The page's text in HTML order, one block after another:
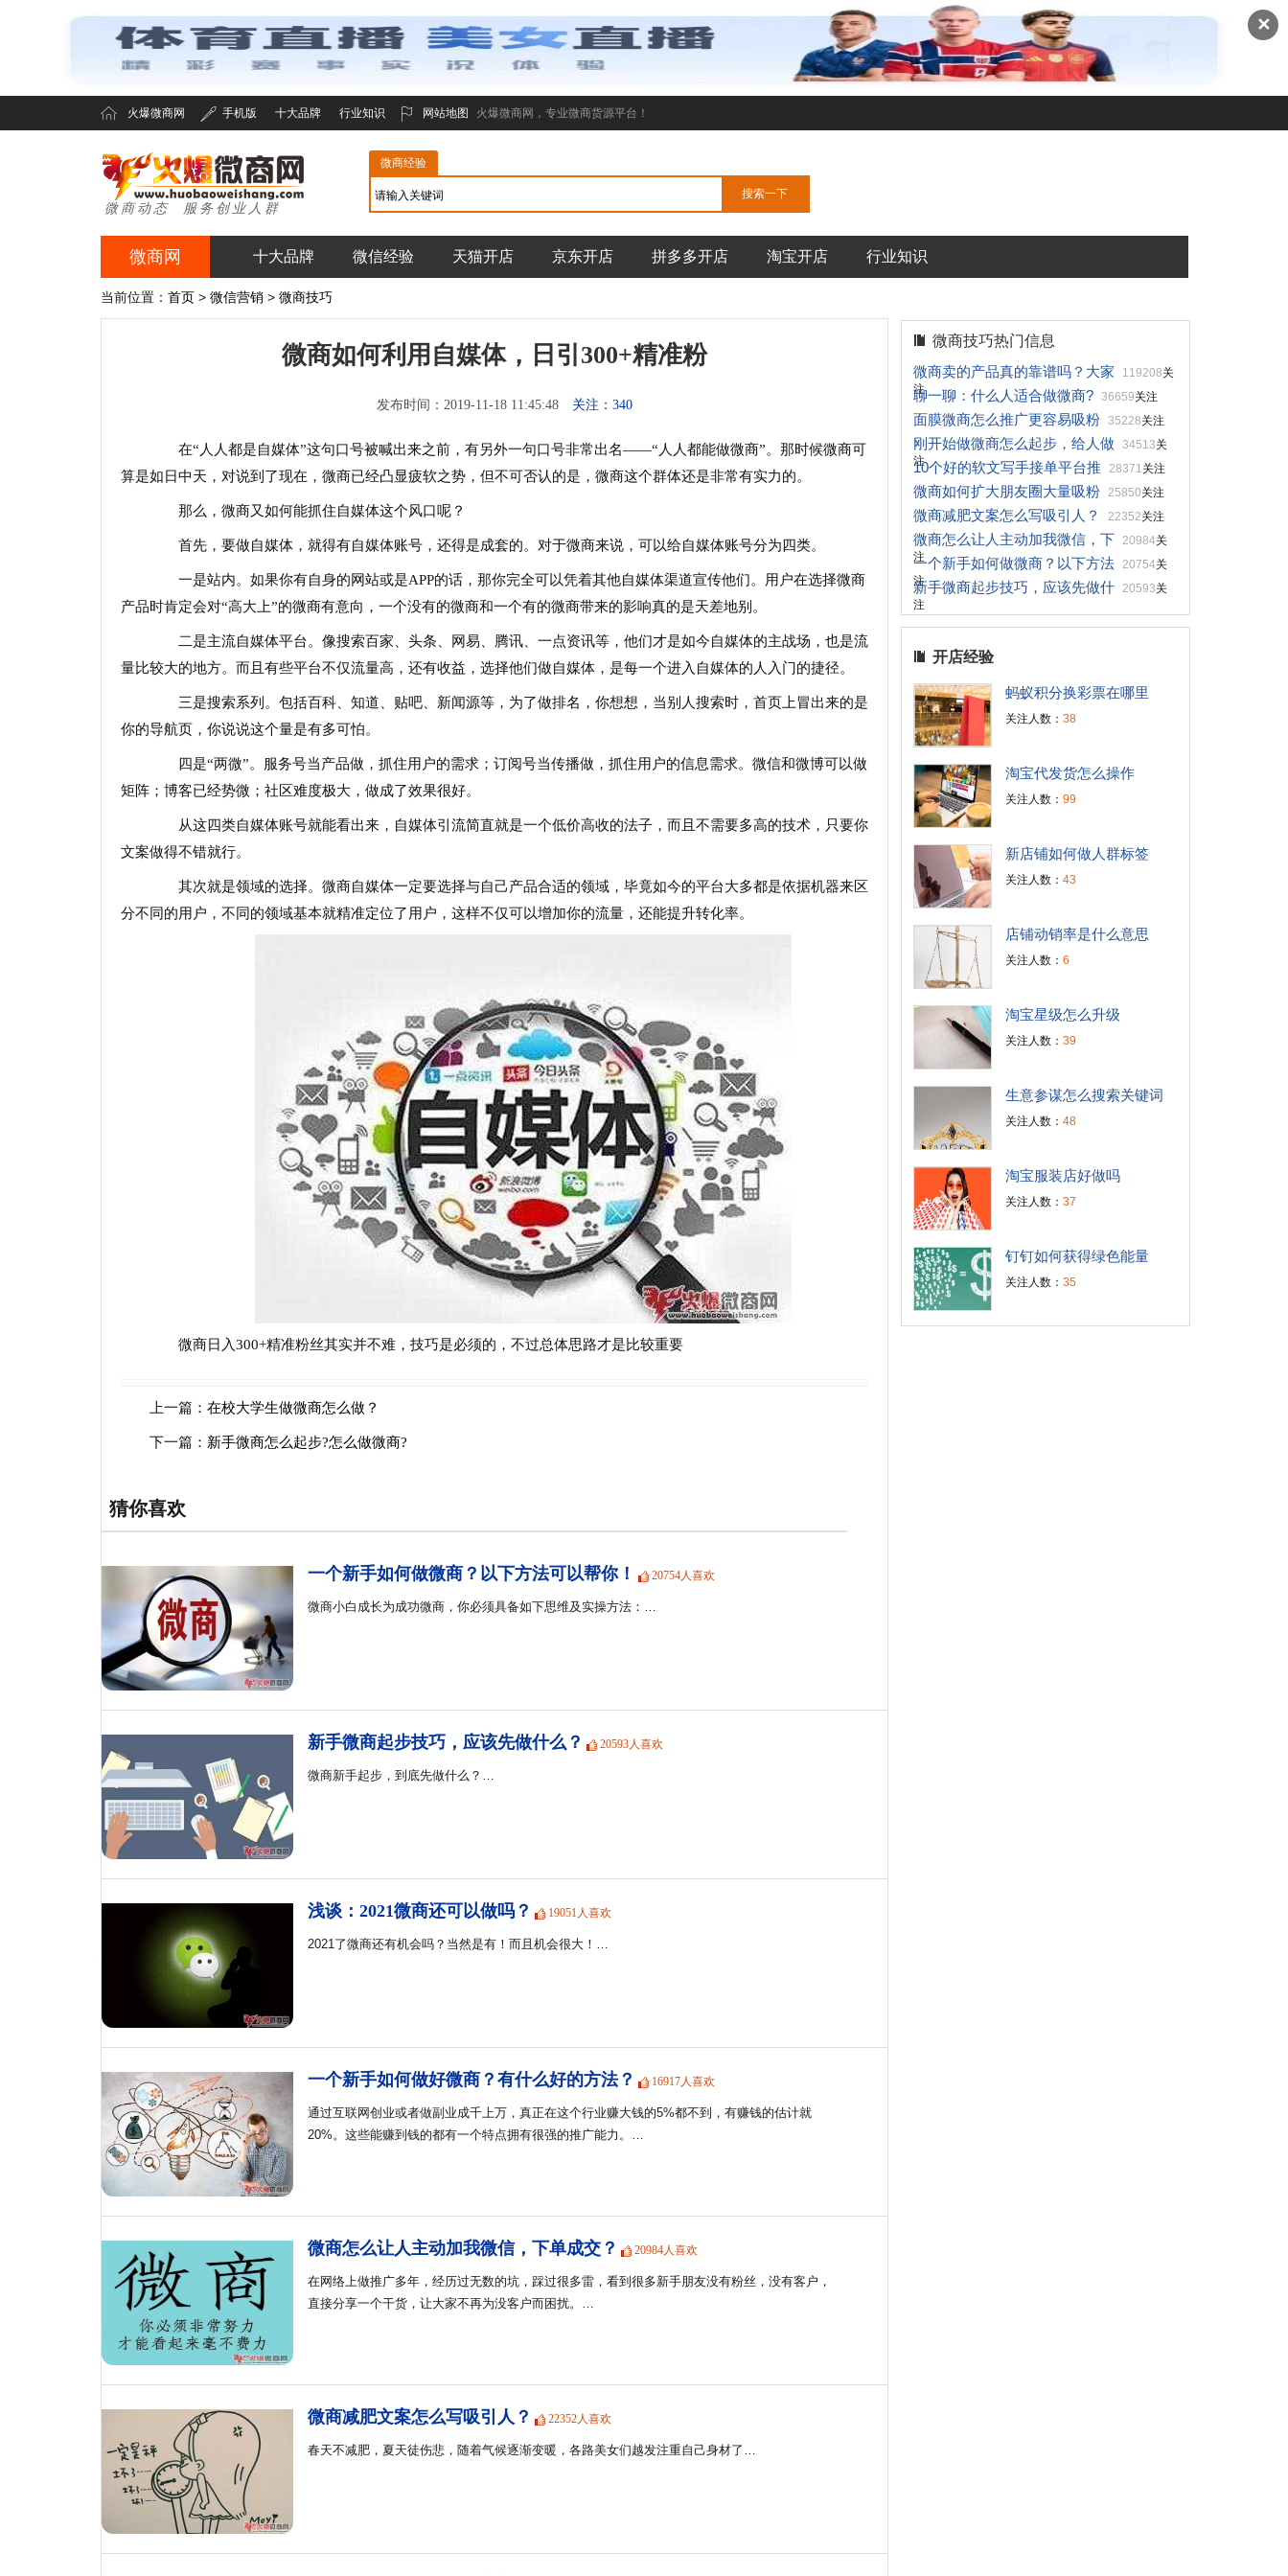
✕
火爆微商网 手机版 十大品牌 行业知识 网站地图 火爆微商网，专业微商货源平台！
火爆微商网
微商动态 服务创业人群
微商经验
微商网 十大品牌 微信经验 天猫开店 京东开店 拼多多开店 淘宝开店 行业知识
当前位置： 首页> 微信营销> 微商技巧
微商如何利用自媒体，日引300+精准粉
发布时间：2019-11-18 11:45:48 关注：340
在“人人都是自媒体”这句口号被喊出来之前，有另外一句口号非常出名——“人人都能做微商”。那时候微商可
算是如日中天，对说到了现在，微商已经凸显疲软之势，但不可否认的是，微商这个群体还是非常有实力的。
那么，微商又如何能抓住自媒体这个风口呢？
首先，要做自媒体，就得有自媒体账号，还得是成套的。对于微商来说，可以给自媒体账号分为四类。
一是站内。如果你有自身的网站或是APP的话，那你完全可以凭着其他自媒体渠道宣传他们。用户在选择微商
产品时肯定会对“高大上”的微商有意向，一个没有的微商和一个有的微商带来的影响真的是天差地别。
二是主流自媒体平台。像搜索百家、头条、网易、腾讯、一点资讯等，他们才是如今自媒体的主战场，也是流
量比较大的地方。而且有些平台不仅流量高，还有收益，选择他们做自媒体，是每一个进入自媒体的人入门的捷径。
三是搜索系列。包括百科、知道、贴吧、新闻源等，为了做排名，你想想，当别人搜索时，首页上冒出来的是
你的导航页，你说说这个量是有多可怕。
四是“两微”。服务号当产品做，抓住用户的需求；订阅号当传播做，抓住用户的信息需求。微信和微博可以做
矩阵；博客已经势微；社区难度极大，做成了效果很好。
从这四类自媒体账号就能看出来，自媒体引流简直就是一个低价高收的法子，而且不需要多高的技术，只要你
文案做得不错就行。
其次就是领域的选择。微商自媒体一定要选择与自己产品合适的领域，毕竟如今的平台大多都是依据机器来区
分不同的用户，不同的领域基本就精准定位了用户，这样不仅可以增加你的流量，还能提升转化率。
微商日入300+精准粉丝其实并不难，技巧是必须的，不过总体思路才是比较重要
上一篇： 在校大学生做微商怎么做？
下一篇： 新手微商怎么起步?怎么做微商?
猜你喜欢
一个新手如何做微商？以下方法可以帮你！ 20754人喜欢
微商小白成长为成功微商，你必须具备如下思维及实操方法：…
新手微商起步技巧，应该先做什么？ 20593人喜欢
微商新手起步，到底先做什么？…
浅谈：2021微商还可以做吗？ 19051人喜欢
2021了微商还有机会吗？当然是有！而且机会很大！…
一个新手如何做好微商？有什么好的方法？ 16917人喜欢
通过互联网创业或者做副业成千上万，真正在这个行业赚大钱的5%都不到，有赚钱的估计就
20%。这些能赚到钱的都有一个特点拥有很强的推广能力。…
微商怎么让人主动加我微信，下单成交？ 20984人喜欢
在网络上做推广多年，经历过无数的坑，踩过很多雷，看到很多新手朋友没有粉丝，没有客户，
直接分享一个干货，让大家不再为没客户而困扰。…
微商减肥文案怎么写吸引人？ 22352人喜欢
春天不减肥，夏天徒伤悲，随着气候逐渐变暖，各路美女们越发注重自己身材了…
微商技巧热门信息
微商卖的产品真的靠谱吗？大家
119208关
注
聊一聊：什么人适合做微商? 36659关注
面膜微商怎么推广更容易吸粉 35228关注
刚开始做微商怎么起步，给人做 34513关
注
10个好的软文写手接单平台推 28371关注
微商如何扩大朋友圈大量吸粉 25850关注
微商减肥文案怎么写吸引人？ 22352关注
微商怎么让人主动加我微信，下 20984关
注
一个新手如何做微商？以下方法 20754关
注
新手微商起步技巧，应该先做什 20593关
注
开店经验
蚂蚁积分换彩票在哪里
关注人数： 38
淘宝代发货怎么操作
关注人数： 99
新店铺如何做人群标签
关注人数： 43
店铺动销率是什么意思
关注人数： 6
淘宝星级怎么升级
关注人数： 39
生意参谋怎么搜索关键词
关注人数： 48
淘宝服装店好做吗
关注人数： 37
钉钉如何获得绿色能量
关注人数： 35